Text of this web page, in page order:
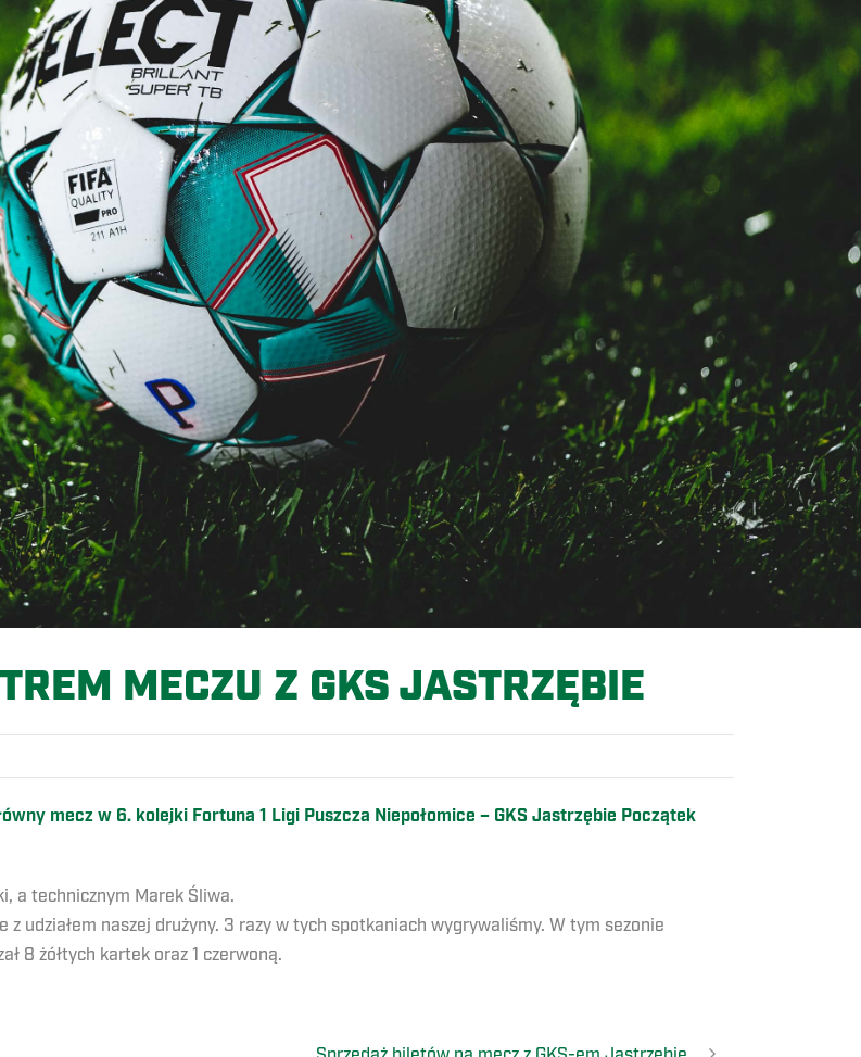
MECZU Z GKS JASTRZĘBIE
mecz w 6. kolejki Fortuna 1 Ligi Puszcza Niepołomice – GKS Jastrzębie Początek
a technicznym Marek Śliwa.
udziałem naszej drużyny. 3 razy w tych spotkaniach wygrywaliśmy. W tym sezonie
8 żółtych kartek oraz 1 czerwoną.